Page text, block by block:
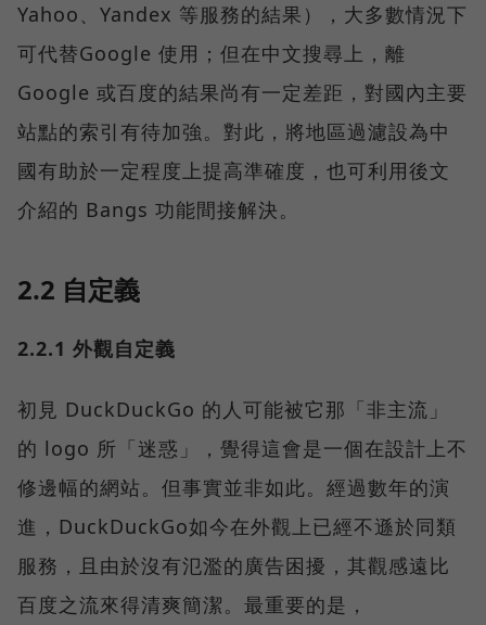
Yahoo、Yandex 等服務的結果），大多數情況下
可代替Google 使用；但在中文搜尋上，離
Google 或百度的結果尚有一定差距，對國內主要
站點的索引有待加強。對此，將地區過濾設為中
國有助於一定程度上提高準確度，也可利用後文
介紹的 Bangs 功能間接解決。
2.2 自定義
2.2.1 外觀自定義
初見 DuckDuckGo 的人可能被它那「非主流」
的 logo 所「迷惑」，覺得這會是一個在設計上不
修邊幅的網站。但事實並非如此。經過數年的演
進，DuckDuckGo如今在外觀上已經不遜於同類
服務，且由於沒有氾濫的廣告困擾，其觀感遠比
百度之流來得清爽簡潔。最重要的是，